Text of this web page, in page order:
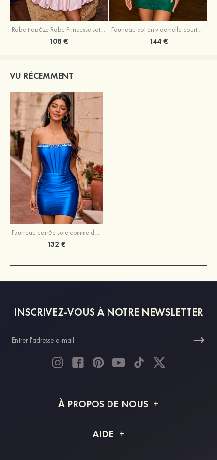
Robe trapèze Robe Princesse satin sans manches courte/mini robe de fête de la rentrée
108 €
Fourreau col en v dentelle courte/mini robe de fête de la rentré avec perles
144 €
VU RÉCEMMENT
Fourreau carrée soie comme du satin courte/mini robe de fête de la rentrée avec perles plissé
132 €
INSCRIVEZ-VOUS À NOTRE NEWSLETTER
À PROPOS DE NOUS
Livraison
AIDE